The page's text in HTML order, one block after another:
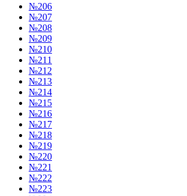
№206
№207
№208
№209
№210
№211
№212
№213
№214
№215
№216
№217
№218
№219
№220
№221
№222
№223